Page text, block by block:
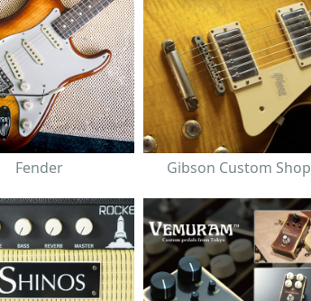
Fender Gibson Custom Shop